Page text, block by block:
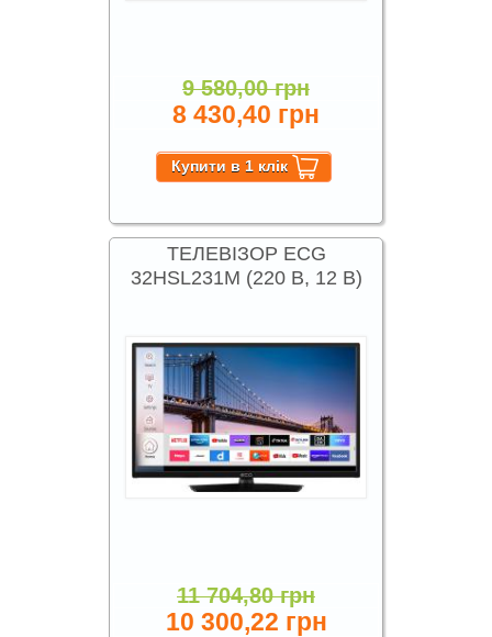
9 580,00 грн
8 430,40 грн
ТЕЛЕВІЗОР ECG
32HSL231M (220 В, 12 В)
11 704,80 грн
10 300,22 грн